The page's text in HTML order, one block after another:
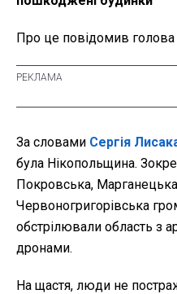
Про це повідомив
За словами Сергія
була Нікопольщина.
Покровська,
Червоногригорівська
обстрілювали область з
дронами.
На щастя, люди не